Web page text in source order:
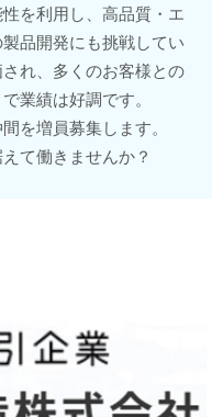
を利用し、高品質・エ
品開発にも挑戦してい
れ、多くのお客様との
業績は好調です。
を増員募集します。
て働きませんか？